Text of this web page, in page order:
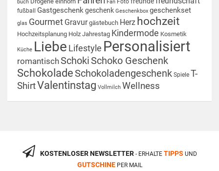
buch Fan
fußball Gastgeschenkgeschenk Geschenkbox geschenkset
glas Gourmet Gravur gästebuch Herz hochzeit
Hochzeitsplanung Holz Jahrestag Kindermode Kosmetik
Küche Liebe Lifestyle Personalisiert
romantisch Schoki Schoko Geschenk
Schokolade Schokoladengeschenk Spiele T-
ShirtValentinstag Vollmilch Wellness
KOSTENLOSER NEWSLETTER- ERHALTE TIPPS UND
GUTSCHINEPER MAIL